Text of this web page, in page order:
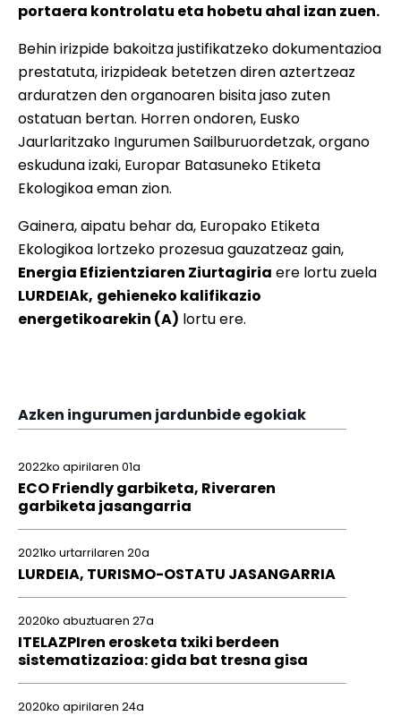
portaera kontrolatu eta hobetu ahal izan zuen.
Behin irizpide bakoitza justifikatzeko dokumentazioa
prestatuta, irizpideak betetzen diren aztertzeaz
arduratzen den organoaren bisita jaso zuten
ostatuan bertan. Horren ondoren, Eusko
Jaurlaritzako Ingurumen Sailburuordetzak, organo
eskuduna izaki, Europar Batasuneko Etiketa
Ekologikoa eman zion.
Gainera, aipatu behar da, Europako Etiketa
Ekologikoa lortzeko prozesua gauzatzeaz gain,
Energia Efizientziaren Ziurtagiria ere lortu zuela
LURDEIAk, gehieneko kalifikazio
energetikoarekin (A) lortu ere.
Azken ingurumen jardunbide egokiak
2022ko apirilaren 01a
ECO Friendly garbiketa, Riveraren
garbiketa jasangarria
2021ko urtarrilaren 20a
LURDEIA, TURISMO-OSTATU JASANGARRIA
2020ko abuztuaren 27a
ITELAZPIren erosketa txiki berdeen
sistematizazioa: gida bat tresna gisa
2020ko apirilaren 24a